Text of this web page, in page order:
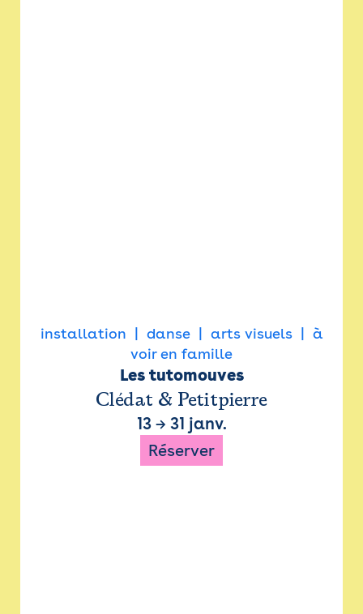
installation danse arts visuels
à
voir en famille
Les tutomouves
Clédat & Petitpierre
13→ 31 janv.
Réserver